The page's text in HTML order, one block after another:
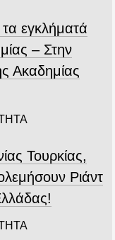
εγκλήματά
– Στην
Ακαδημίας
Τουρκίας,
Ριάντ